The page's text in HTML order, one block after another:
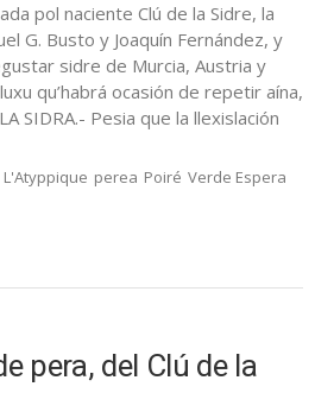
pol naciente Clú de la Sidre, la
G. Busto y Joaquín Fernández, y
sidre de Murcia, Austria y
qu’habrá ocasión de repetir aína,
SIDRA.- Pesia que la llexislación
L'Atyppique perea Poiré Verde Espera
pera, del Clú de la